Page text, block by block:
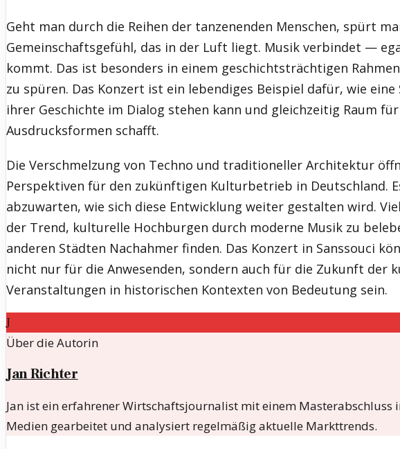
Geht man durch die Reihen der tanzenenden Menschen, spürt
Gemeinschaftsgefühl, das in der Luft liegt. Musik verbindet —
kommt. Das ist besonders in einem geschichtsträchtigen
zu spüren. Das Konzert ist ein lebendiges Beispiel dafür, wie
ihrer Geschichte im Dialog stehen kann und gleichzeitig Raum
Ausdrucksformen schafft.
Die Verschmelzung von Techno und traditioneller Architektur
Perspektiven für den zukünftigen Kulturbetrieb in Deutschland.
abzuwarten, wie sich diese Entwicklung weiter gestalten wird.
der Trend, kulturelle Hochburgen durch moderne Musik zu
anderen Städten Nachahmer finden. Das Konzert in Sanssouci
nicht nur für die Anwesenden, sondern auch für die Zukunft der
Veranstaltungen in historischen Kontexten von Bedeutung sein.
J
Über die Autorin
Jan Richter
Jan ist ein erfahrener Wirtschaftsjournalist mit einem Masterabschluss
Medien gearbeitet und analysiert regelmäßig aktuelle Markttrends.